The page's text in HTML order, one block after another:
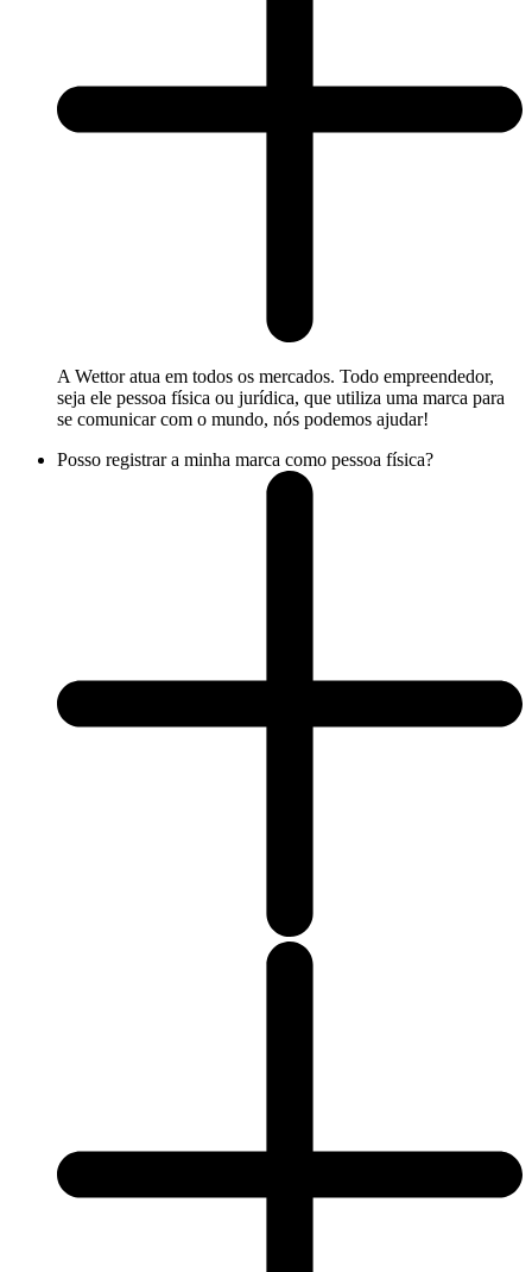
A Wettor atua em todos os mercados. Todo empreendedor,
seja ele pessoa física ou jurídica, que utiliza uma marca para
se comunicar com o mundo, nós podemos ajudar!
Posso registrar a minha marca como pessoa física?